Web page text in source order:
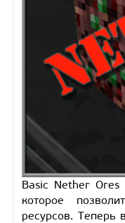
Basic Nether
которое
ресурсов. Теперь